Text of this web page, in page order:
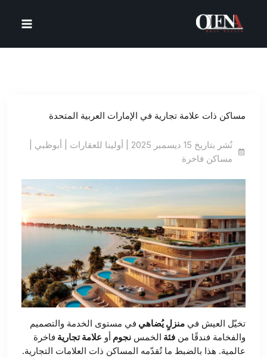
المحتوى
مساكن ذات علامة تجارية في الإمارات العربية المتحدة
نُشر بتاريخ 15 ديسمبر 2025 | أولينا للعقارات | أبوظبي |
مساكن فاخرة
تخيّل العيش في منزلٍ يُضاهي في مستوى الخدمة والتصميم
والفخامة فندقًا من فئة الخمس نجوم أو علامة تجارية فاخرة
عالمية. هذا بالضبط ما تُقدّمه المساكن ذات العلامات التجارية.